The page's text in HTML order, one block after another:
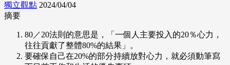
獨立觀點 2024/04/04
摘要
80／20法則的意思是，「一個人主要投入的20％心力，
往往貢獻了整體80%的結果」。
要確保自己在20%的部分持續放對心力，就必須動筆寫